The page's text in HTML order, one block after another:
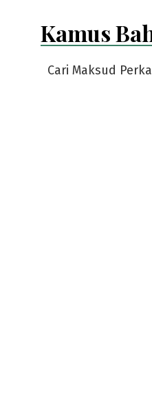
Kamus
Cari Maksud